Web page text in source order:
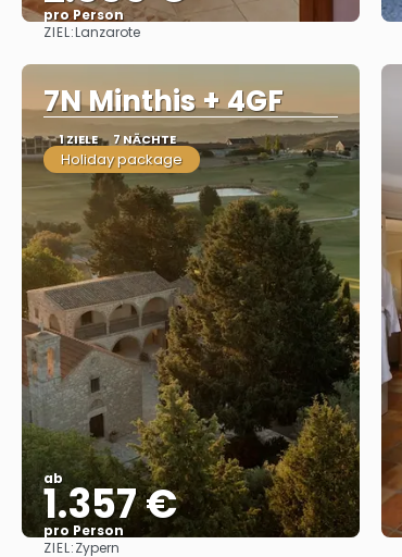
pro Person
ZIEL:Lanzarote
7N Minthis + 4GF
1 ZIELE 7 NÄCHTE
Holiday package
ab
1.357 €
pro Person
ZIEL:Zypern